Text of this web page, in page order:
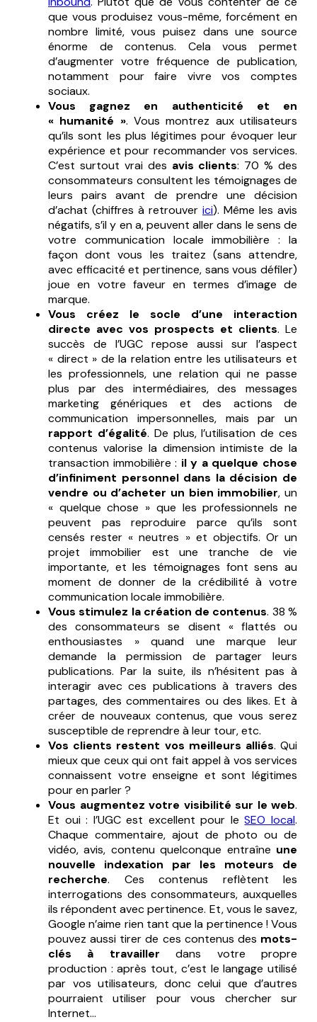
que vous produisez vous-même, forcément en
nombre limité, vous puisez dans une source
énorme de contenus. Cela vous permet
d’augmenter votre fréquence de publication,
notamment pour faire vivre vos comptes
sociaux.
Vous gagnez en authenticité et en
« humanité ». Vous montrez aux utilisateurs
qu’ils sont les plus légitimes pour évoquer leur
expérience et pour recommander vos services.
C’est surtout vrai des avis clients: 70 % des
consommateurs consultent les témoignages de
leurs pairs avant de prendre une décision
d’achat (chiffres à retrouver ici). Même les avis
négatifs, s’il y en a, peuvent aller dans le sens de
votre communication locale immobilière : la
façon dont vous les traitez (sans attendre,
avec efficacité et pertinence, sans vous défiler)
joue en votre faveur en termes d’image de
marque.
Vous créez le socle d’une interaction
directe avec vos prospects et clients. Le
succès de l’UGC repose aussi sur l’aspect
« direct » de la relation entre les utilisateurs et
les professionnels, une relation qui ne passe
plus par des intermédiaires, des messages
marketing génériques et des actions de
communication impersonnelles, mais par un
rapport d’égalité. De plus, l’utilisation de ces
contenus valorise la dimension intimiste de la
transaction immobilière : il y a quelque chose
d’infiniment personnel dans la décision de
vendre ou d’acheter un bien immobilier, un
« quelque chose » que les professionnels ne
peuvent pas reproduire parce qu’ils sont
censés rester « neutres » et objectifs. Or un
projet immobilier est une tranche de vie
importante, et les témoignages font sens au
moment de donner de la crédibilité à votre
communication locale immobilière.
Vous stimulez la création de contenus. 38 %
des consommateurs se disent « flattés ou
enthousiastes » quand une marque leur
demande la permission de partager leurs
publications. Par la suite, ils n’hésitent pas à
interagir avec ces publications à travers des
partages, des commentaires ou des likes. Et à
créer de nouveaux contenus, que vous serez
susceptible de reprendre à leur tour, etc.
Vos clients restent vos meilleurs alliés. Qui
mieux que ceux qui ont fait appel à vos services
connaissent votre enseigne et sont légitimes
pour en parler ?
Vous augmentez votre visibilité sur le web.
Et oui : l’UGC est excellent pour leSEO local.
Chaque commentaire, ajout de photo ou de
vidéo, avis, contenu quelconque entraîne une
nouvelle indexation par les moteurs de
recherche. Ces contenus reflètent les
interrogations des consommateurs, auxquelles
ils répondent avec pertinence. Et, vous le savez,
Google n’aime rien tant que la pertinence ! Vous
pouvez aussi tirer de ces contenus des mots-
clés à travailler dans votre propre
production : après tout, c’est le langage utilisé
par vos utilisateurs, donc celui que d’autres
pourraient utiliser pour vous chercher sur
Internet…